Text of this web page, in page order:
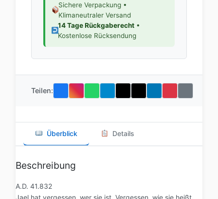
Sichere Verpackung •
Klimaneutraler Versand
14 Tage Rückgaberecht•
Kostenlose Rücksendung
Teilen:
Überblick Details
Beschreibung
A.D. 41.832
Jael hat vergessen, wer sie ist. Vergessen, wie sie heißt.